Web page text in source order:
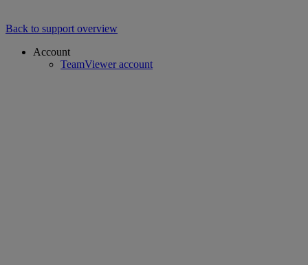
Back to support overview
Account
TeamViewer account